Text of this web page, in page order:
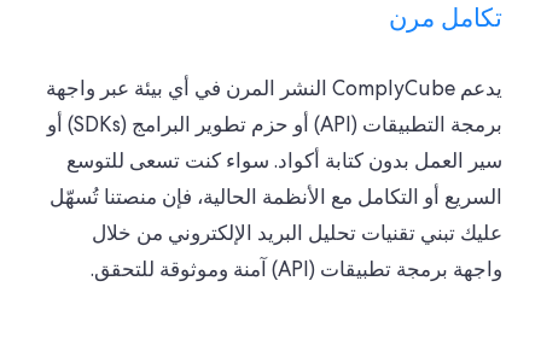
تكامل مرن
يدعم ComplyCube النشر المرن في أي بيئة عبر واجهة
برمجة التطبيقات (API) أو حزم تطوير البرامج (SDKs) أو
سير العمل بدون كتابة أكواد. سواء كنت تسعى للتوسع
السريع أو التكامل مع الأنظمة الحالية، فإن منصتنا تُسهّل
عليك تبني تقنيات تحليل البريد الإلكتروني من خلال
واجهة برمجة تطبيقات (API) آمنة وموثوقة للتحقق.